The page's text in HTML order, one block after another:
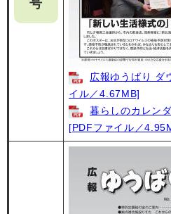
号
広報ゆうばり ダ
イル／4.67MB]
暮らしのカレン
[PDFファイル／